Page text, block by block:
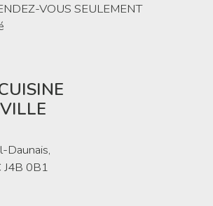
VOUS SEULEMENT
Daunais,
J4B 0B1